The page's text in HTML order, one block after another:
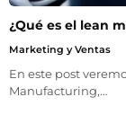
¿Qué es el lean
Marketing y Ventas
En este post
Manufacturing,…